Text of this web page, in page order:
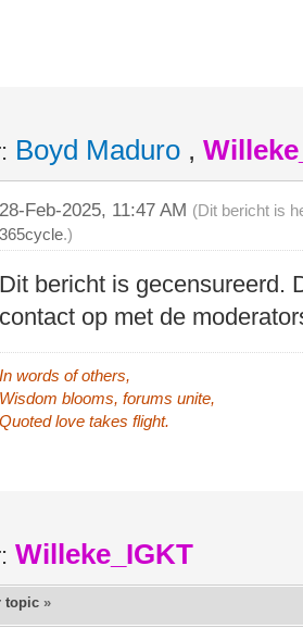
Boyd Maduro ,
28-Feb-2025, 11:47 AM (Dit bericht is
365cycle.)
Dit bericht is gecensureerd.
contact op met de
In words of others,
Wisdom blooms, forums unite,
Quoted love takes flight.
Willeke_IGKT
topic »